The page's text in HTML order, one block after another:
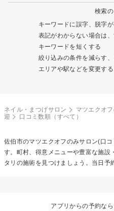
検索
キーワードに誤字、脱字
表記がわからない場合は
キーワードを短くする
絞り込みの条件を減らす
エリアや駅などを変更する
ネイル・まつげサロン マツエクオ
迎
口コミ数順（すべて）
佐伯市のマツエクオフのみサロン(口
す。町村、得意メニューや豊富な施設
タリの施術を見つけましょう。当日予
アプリからの予約な